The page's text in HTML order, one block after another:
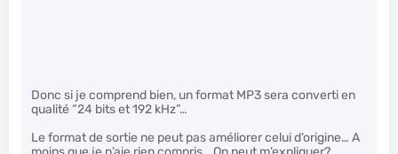
Donc si je comprend bien, un format MP3 sera converti en
qualité “24 bits et 192 kHz”…
Le format de sortie ne peut pas améliorer celui d’origine… A